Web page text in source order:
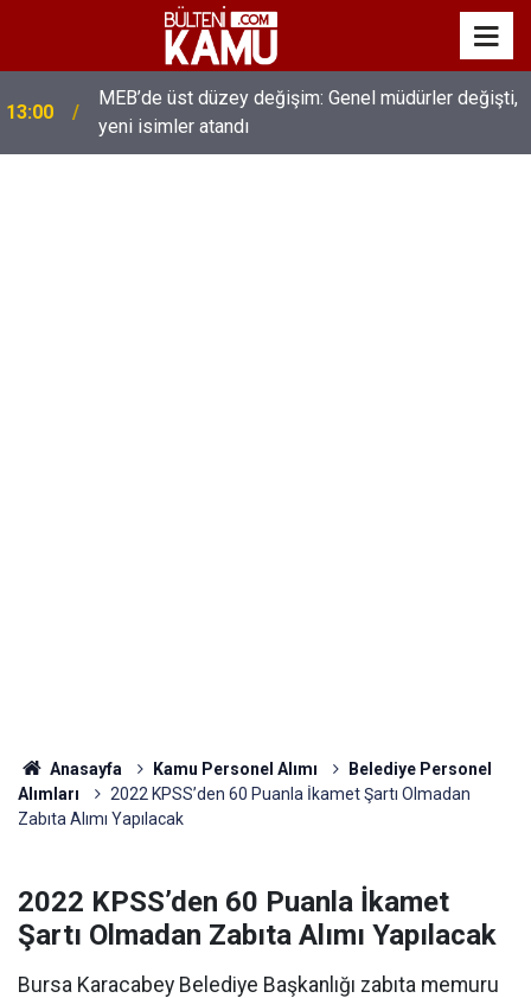
13:00
MEB’de üst düzey değişim: Genel müdürler değişti,
yeni isimler atandı
Anasayfa Kamu Personel Alımı
Belediye Personel
Alımları
2022 KPSS’den 60 Puanla İkamet Şartı Olmadan
Zabıta Alımı Yapılacak
2022 KPSS’den 60 Puanla İkamet
Şartı Olmadan Zabıta Alımı Yapılacak
Bursa Karacabey Belediye Başkanlığı zabıta memuru